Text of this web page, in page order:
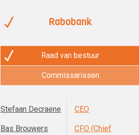
Rabobank
Raad van bestuur
Commissarissen
Stefaan Decraene CEO
Bas Brouwers
CFO (Chief